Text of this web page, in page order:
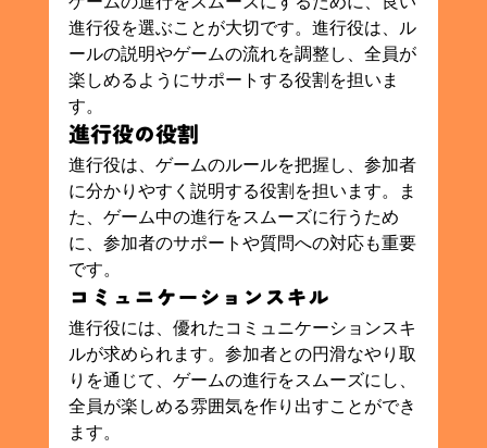
進行役を選ぶことが大切です。進行役は、ル
ールの説明やゲームの流れを調整し、全員が
楽しめるようにサポートする役割を担いま
す。
進行役の役割
進行役は、ゲームのルールを把握し、参加者
に分かりやすく説明する役割を担います。ま
た、ゲーム中の進行をスムーズに行うため
に、参加者のサポートや質問への対応も重要
です。
コミュニケーションスキル
進行役には、優れたコミュニケーションスキ
ルが求められます。参加者との円滑なやり取
りを通じて、ゲームの進行をスムーズにし、
全員が楽しめる雰囲気を作り出すことができ
ます。